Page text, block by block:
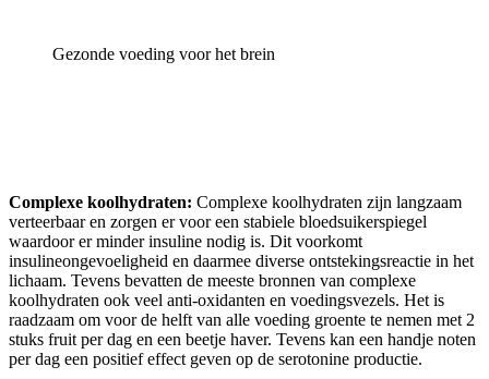
Gezonde voeding voor het brein
Complexe koolhydraten: Complexe koolhydraten zijn langzaam
verteerbaar en zorgen er voor een stabiele bloedsuikerspiegel
waardoor er minder insuline nodig is. Dit voorkomt
insulineongevoeligheid en daarmee diverse ontstekingsreactie in het
lichaam. Tevens bevatten de meeste bronnen van complexe
koolhydraten ook veel anti-oxidanten en voedingsvezels. Het is
raadzaam om voor de helft van alle voeding groente te nemen met 2
stuks fruit per dag en een beetje haver. Tevens kan een handje noten
per dag een positief effect geven op de serotonine productie.